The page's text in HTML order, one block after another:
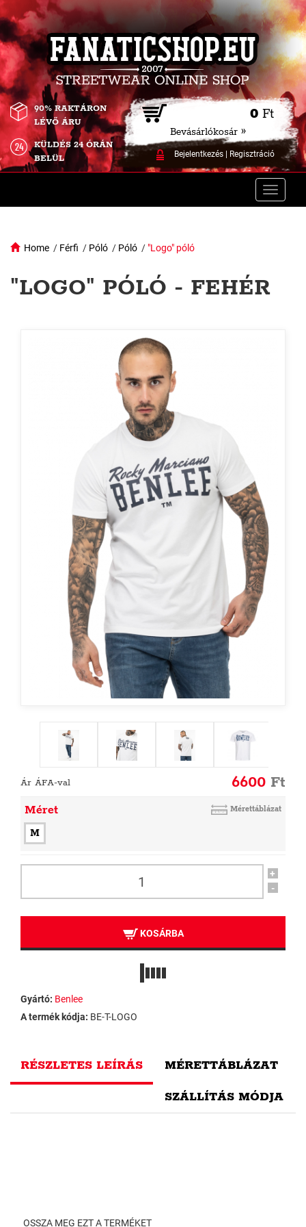
0 Ft
Bevásárlókosár »
Bejelentkezés| Regisztráció
90% RAKTÁRON
LÉVŐ ÁRU
KÜLDÉS 24 ÓRÁN
BELÜL
Toggle
Home / Férfi / Póló / Póló / "Logo" póló
"LOGO" PÓLÓ - FEHÉR
Ár ÁFA-val 6600 Ft
Méret Mérettáblázat
M
+
-
KOSÁRBA
Gyártó: Benlee
A termék kódja: BE-T-LOGO
RÉSZLETES LEÍRÁS MÉRETTÁBLÁZAT
SZÁLLÍTÁS MÓDJA
OSSZA MEG EZT A TERMÉKET